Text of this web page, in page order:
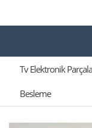
Tv Elektronik
Besleme